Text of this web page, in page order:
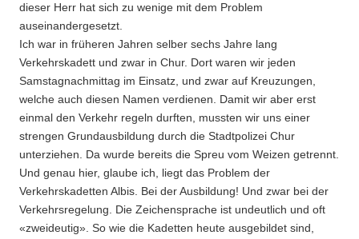
dieser Herr hat sich zu wenige mit dem Problem
auseinandergesetzt.
Ich war in früheren Jahren selber sechs Jahre lang
Verkehrskadett und zwar in Chur. Dort waren wir jeden
Samstagnachmittag im Einsatz, und zwar auf Kreuzungen,
welche auch diesen Namen verdienen. Damit wir aber erst
einmal den Verkehr regeln durften, mussten wir uns einer
strengen Grundausbildung durch die Stadtpolizei Chur
unterziehen. Da wurde bereits die Spreu vom Weizen getrennt.
Und genau hier, glaube ich, liegt das Problem der
Verkehrskadetten Albis. Bei der Ausbildung! Und zwar bei der
Verkehrsregelung. Die Zeichensprache ist undeutlich und oft
«zweideutig». So wie die Kadetten heute ausgebildet sind,